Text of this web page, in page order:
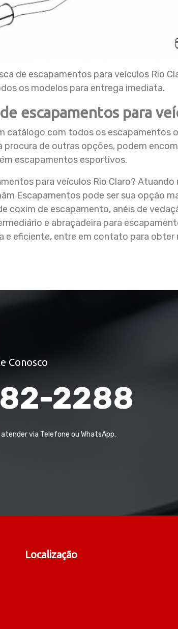
de escapamentos para veículos Rio
os modelos para entrega imediata.
escapamentos para
catálogo com todos os escapamentos
procura de outras opções, podem
escapamentos esportivos.
para veículos Rio Claro?
Escapamentos pode ser sua opção
coxim de escapamento, anéis de
e abraçadeira para
e eficiente, entre em contato para obter
Conosco
2288
via Telefone ou WhatsApp.
Localização